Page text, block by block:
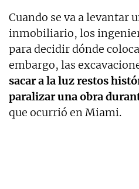
Cuando se va a levantar
inmobiliario, los
para decidir dónde
embargo, las
sacar a la luz restos
paralizar una obra
que ocurrió en Miami.